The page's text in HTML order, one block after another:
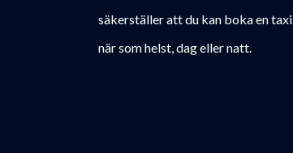
säkerställer att du kan boka en taxi
när som helst, dag eller natt.